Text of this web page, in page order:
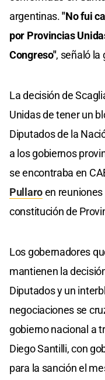
argentinas."No fui
por Provincias
Congreso", señaló la
La decisión de
Unidas de tener un
Diputados de la
a los gobiernos
se encontraba en
Pullaroen reuniones
constitución de
Los gobernadores
mantienen la
Diputados y un
negociaciones se
gobierno nacional a
Diego Santilli, con
para la sanción el